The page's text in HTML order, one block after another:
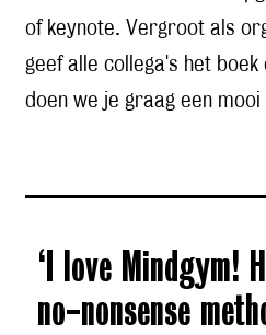
of keynote. Vergroot als
geef alle collega's het boek
doen we je graag een
‘I love Mindgym!
no-nonsense